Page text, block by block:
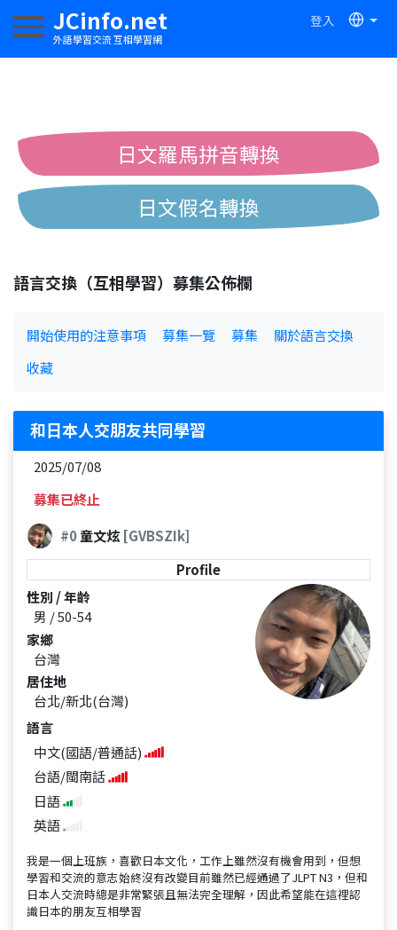
JCinfo.net
外語學習交流 互相學習網
登入
切換導航
日文羅馬拼音轉換
日文假名轉換
語言交換（互相學習）募集公佈欄
開始使用的注意事項 募集一覽 募集
關於語言交換
收藏
和日本人交朋友共同學習
2025/07/08
募集已終止
#0童文炫 [GVBSZIk]
Profile
性別 / 年齡
男 / 50-54
家鄉
台灣
居住地
台北/新北(台灣)
語言
中文(國語/普通話)
台語/閩南話
日語
英語
我是一個上班族，喜歡日本文化，工作上雖然沒有機會用到，但想
學習和交流的意志始終沒有改變目前雖然已經通過了JLPT N3，但和
日本人交流時總是非常緊張且無法完全理解，因此希望能在這𥚃認
識日本的朋友互相學習